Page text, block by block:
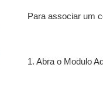
Para associar um
1. Abra o Modulo